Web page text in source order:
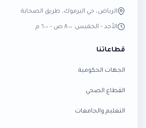
الرياض، حي اليرموك، طريق الصحابة
الأحد – الخميس: ٨:٠٠ ص – ٦:٠٠ م
قطاعاتنا
الجهات الحكومية
القطاع الصحي
التعليم والجامعات